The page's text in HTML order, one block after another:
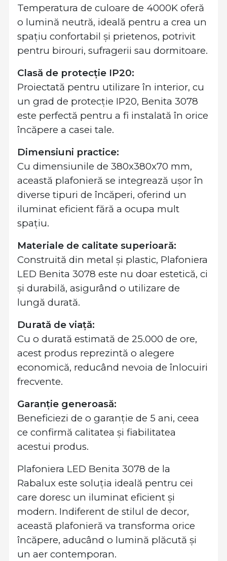
Temperatura de culoare de 4000K oferă
o lumină neutră, ideală pentru a crea un
spațiu confortabil și prietenos, potrivit
pentru birouri, sufragerii sau dormitoare.
Clasă de protecție IP20:
Proiectată pentru utilizare în interior, cu
un grad de protecție IP20, Benita 3078
este perfectă pentru a fi instalată în orice
încăpere a casei tale.
Dimensiuni practice:
Cu dimensiunile de 380x380x70 mm,
această plafonieră se integrează ușor în
diverse tipuri de încăperi, oferind un
iluminat eficient fără a ocupa mult
spațiu.
Materiale de calitate superioară:
Construită din metal și plastic, Plafoniera
LED Benita 3078 este nu doar estetică, ci
și durabilă, asigurând o utilizare de
lungă durată.
Durată de viață:
Cu o durată estimată de 25.000 de ore,
acest produs reprezintă o alegere
economică, reducând nevoia de înlocuiri
frecvente.
Garanție generoasă:
Beneficiezi de o garanție de 5 ani, ceea
ce confirmă calitatea și fiabilitatea
acestui produs.
Plafoniera LED Benita 3078 de la
Rabalux este soluția ideală pentru cei
care doresc un iluminat eficient și
modern. Indiferent de stilul de decor,
această plafonieră va transforma orice
încăpere, aducând o lumină plăcută și
un aer contemporan.